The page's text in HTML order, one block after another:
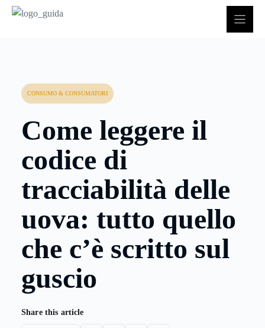
CONSUMO & CONSUMATORI
Come leggere il
codice di
tracciabilità delle
uova: tutto quello
che c’è scritto sul
guscio
Share this article